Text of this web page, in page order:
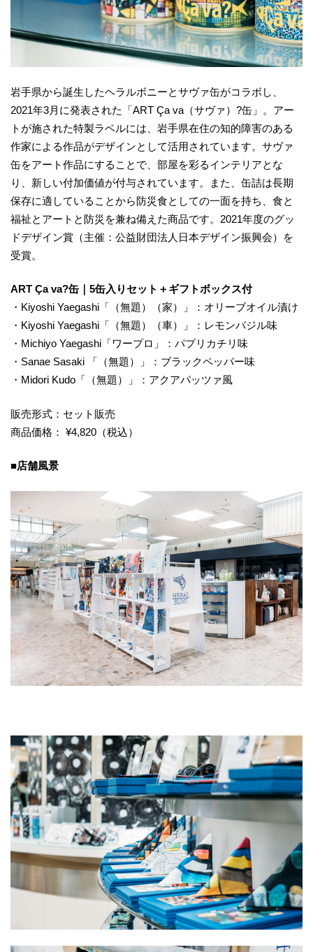
岩手県から誕生したヘラルボニーとサヴァ缶がコラボし、
2021年3月に発表された「ART Ça va（サヴァ）?缶」。アー
トが施された特製ラベルには、岩手県在住の知的障害のある
作家による作品がデザインとして活用されています。サヴァ
缶をアート作品にすることで、部屋を彩るインテリアとな
り、新しい付加価値が付与されています。また、缶詰は長期
保存に適していることから防災食としての一面を持ち、食と
福祉とアートと防災を兼ね備えた商品です。2021年度のグッ
ドデザイン賞（主催：公益財団法人日本デザイン振興会）を
受賞。
ART Ça va?缶｜5缶入りセット＋ギフトボックス付
・Kiyoshi Yaegashi「（無題）（家）」：オリーブオイル漬け
・Kiyoshi Yaegashi「（無題）（車）」：レモンバジル味
・Michiyo Yaegashi「ワープロ」：パプリカチリ味
・Sanae Sasaki 「（無題）」：ブラックペッパー味
・Midori Kudo「（無題）」：アクアパッツァ風
販売形式：セット販売
商品価格： ¥4,820（税込）
■店舗風景